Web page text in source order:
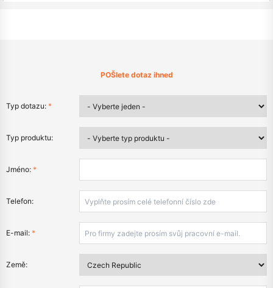
POŠlete dotaz ihned
Typ dotazu: *
Typ produktu:
Jméno: *
Telefon:
E-mail: *
Země: